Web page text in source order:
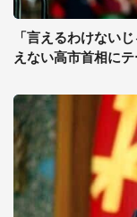
「言えるわけない
えない高市首相に